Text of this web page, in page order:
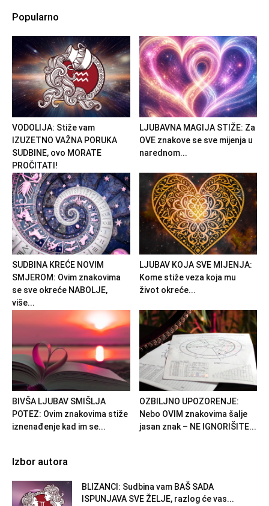
Popularno
VODOLIJA: Stiže vam
IZUZETNO VAŽNA PORUKA
SUDBINE, ovo MORATE
PROČITATI!
LJUBAVNA MAGIJA STIŽE: Za
OVE znakove se sve mijenja u
narednom...
SUDBINA KREĆE NOVIM
SMJEROM: Ovim znakovima
se sve okreće NABOLJE,
više...
LJUBAV KOJA SVE MIJENJA:
Kome stiže veza koja mu
život okreće...
BIVŠA LJUBAV SMIŠLJA
POTEZ: Ovim znakovima stiže
iznenađenje kad im se...
OZBILJNO UPOZORENJE:
Nebo OVIM znakovima šalje
jasan znak – NE IGNORIŠITE...
Izbor autora
BLIZANCI: Sudbina vam BAŠ SADA
ISPUNJAVA SVE ŽELJE, razlog će vas...